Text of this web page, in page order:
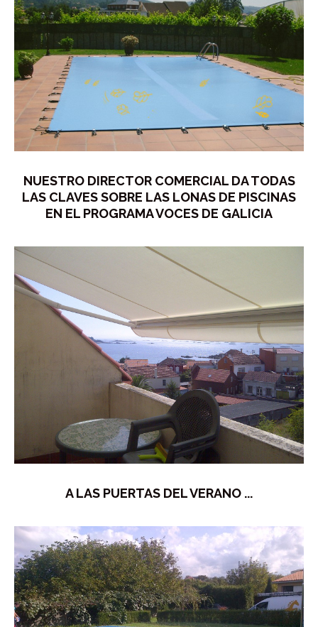
NUESTRO DIRECTOR COMERCIAL DA TODAS
LAS CLAVES SOBRE LAS LONAS DE PISCINAS
EN EL PROGRAMA VOCES DE GALICIA
A LAS PUERTAS DEL VERANO ...